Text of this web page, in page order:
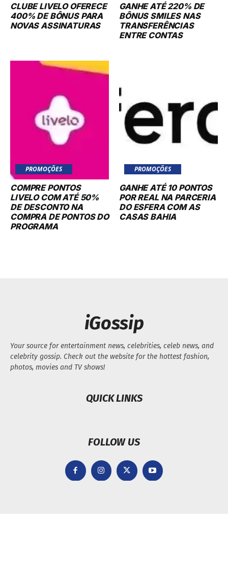
CLUBE LIVELO OFERECE
400% DE BÔNUS PARA
NOVAS ASSINATURAS
GANHE ATÉ 220% DE
BÔNUS SMILES NAS
TRANSFERÊNCIAS
ENTRE CONTAS
PROMOÇÕES
COMPRE PONTOS
LIVELO COM ATÉ 50%
DE DESCONTO NA
COMPRA DE PONTOS DO
PROGRAMA
PROMOÇÕES
GANHE ATÉ 10 PONTOS
POR REAL NA PARCERIA
DO ESFERA COM AS
CASAS BAHIA
iGossip
Your source for entertainment news, celebrities, celeb news, and
celebrity gossip. Check out the website for the hottest fashion,
photos, movies and TV shows!
QUICK LINKS
FOLLOW US